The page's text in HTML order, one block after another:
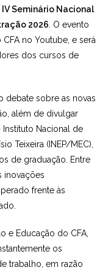
IV Seminário Nacional
2026. O evento
no Youtube, e será
dos cursos de
debate sobre as novas
além de divulgar
Nacional de
Teixeira (INEP/MEC),
de graduação. Entre
inovações
frente às
e Educação do CFA,
os
trabalho, em razão